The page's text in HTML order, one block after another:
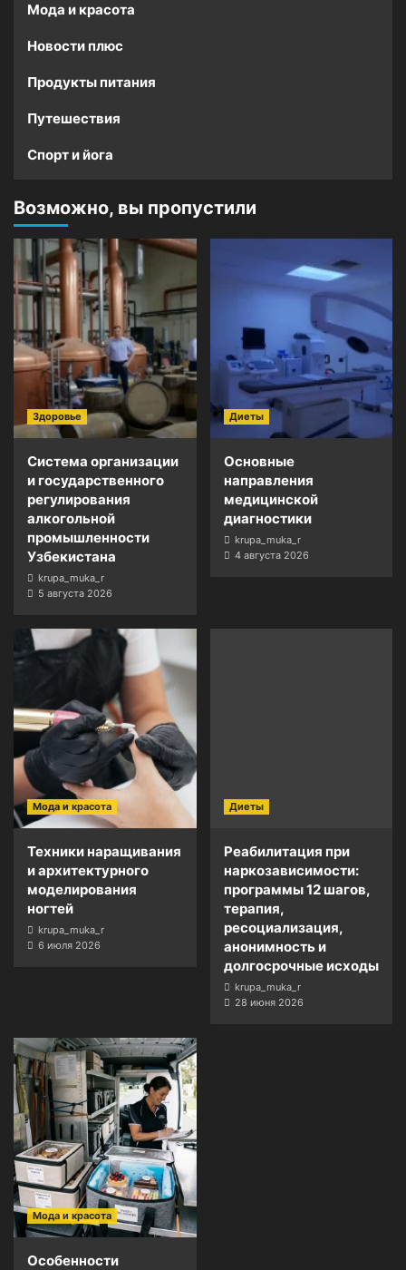
Мода и красота
Новости плюс
Продукты питания
Путешествия
Спорт и йога
Возможно, вы пропустили
Здоровье
Система организации
и государственного
регулирования
алкогольной
промышленности
Узбекистана
krupa_muka_r
5 августа 2026
Диеты
Основные
направления
медицинской
диагностики
krupa_muka_r
4 августа 2026
Мода и красота
Техники наращивания
и архитектурного
моделирования
ногтей
krupa_muka_r
6 июля 2026
Диеты
Реабилитация при
наркозависимости:
программы 12 шагов,
терапия,
ресоциализация,
анонимность и
долгосрочные исходы
krupa_muka_r
28 июня 2026
Мода и красота
Особенности